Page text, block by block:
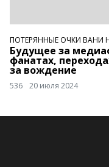
ПОТЕРЯННЫЕ ОЧКИ ВАНИ
Будущее за
фанатах,
за вождение
536 20 июля 2024